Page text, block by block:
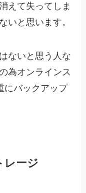
えて失ってしま
いと思います。
ないと思う人な
為オンラインス
にバックアップ
レージ